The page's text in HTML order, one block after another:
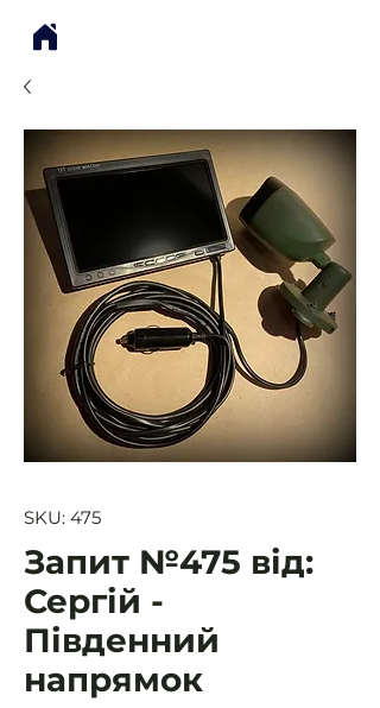
SKU: 475
Запит №475 від:
Сергій -
Південний
напрямок